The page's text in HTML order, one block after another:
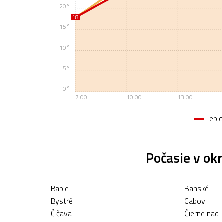
18
18
7:00 10:00 13:00
0°
5°
10°
15°
20°
Počasie v
Babie Banské
Bystré
Cabov
Čičava
Čierne nad